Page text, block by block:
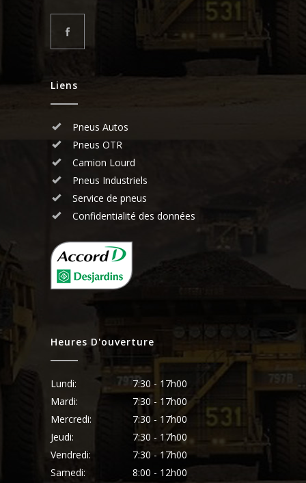
Liens
Pneus Autos
Pneus OTR
Camion Lourd
Pneus Industriels
Service de pneus
Confidentialité des données
Heures D'ouverture
Lundi:
7:30 - 17h00
Mardi:
7:30 - 17h00
Mercredi:
7:30 - 17h00
Jeudi:
7:30 - 17h00
Vendredi:
7:30 - 17h00
Samedi:
8:00 - 12h00